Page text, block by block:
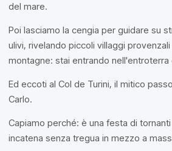
del mare.
Poi lasciamo la cengia per guidare su
ulivi, rivelando piccoli villaggi
montagne: stai entrando nell'entroterra
Ed eccoti al Col de Turini, il mitico
Carlo.
Capiamo perché: è una festa di
incatena senza tregua in mezzo a